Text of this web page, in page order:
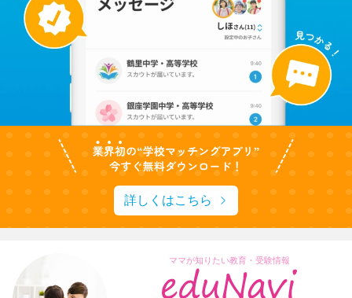
詳しくはこちら
ママが知りたい教育・受験情報